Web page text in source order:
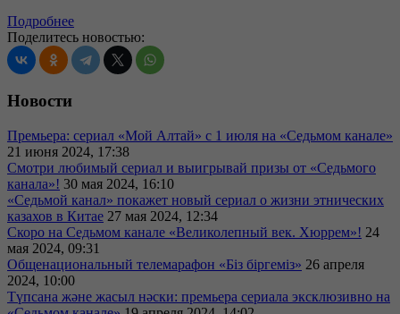
Подробнее
Поделитесь новостью:
Новости
Премьера: сериал «Мой Алтай» с 1 июля на «Седьмом канале»
21 июня 2024, 17:38
Смотри любимый сериал и выигрывай призы от «Седьмого
канала»! 30 мая 2024, 16:10
«Седьмой канал» покажет новый сериал о жизни этнических
казахов в Китае 27 мая 2024, 12:34
Скоро на Седьмом канале «Великолепный век. Хюррем»! 24
мая 2024, 09:31
Общенациональный телемарафон «Біз біргеміз» 26 апреля
2024, 10:00
Түпсана және жасыл нәски: премьера сериала эксклюзивно на